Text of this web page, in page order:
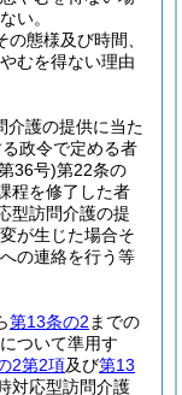
い。
態様及び時間、
むを得ない理由
介護の提供に当た
政令で定める者
36号)第22条の
程を修了した者
型訪問介護の提
が生じた場合そ
の連絡を行う等
第13条の2 までの
ついて準用す
2第2項及び第13
対応型訪問介護